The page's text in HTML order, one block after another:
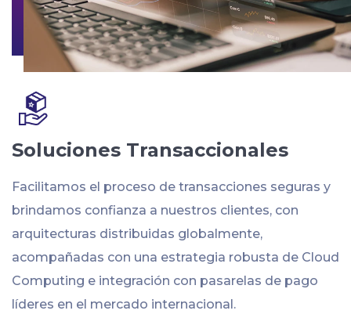
Soluciones Transaccionales
Facilitamos el proceso de transacciones seguras y
brindamos confianza a nuestros clientes, con
arquitecturas distribuidas globalmente,
acompañadas con una estrategia robusta de Cloud
Computing e integración con pasarelas de pago
líderes en el mercado internacional.